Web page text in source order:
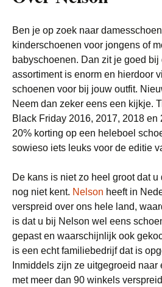
Ben je op zoek naar
kinderschoenen voor jongens of
babyschoenen. Dan zit je goed
assortiment is enorm en hierdoor
schoenen voor bij jouw outfit.
Neem dan zeker eens een kijkje.
Black Friday 2016, 2017, 2018 en
20% korting op een heleboel
sowieso iets leuks voor de editie
De kans is niet zo heel groot dat
nog niet kent. Nelson heeft in
verspreid over ons hele land,
is dat u bij Nelson wel eens
gepast en waarschijnlijk ook
is een echt familiebedrijf dat is
Inmiddels zijn ze uitgegroeid naar
met meer dan 90 winkels